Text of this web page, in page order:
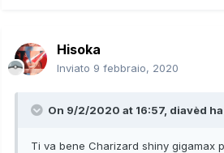
Hisoka
Inviato 9 febbraio, 2020
On 9/2/2020 at 16:57, diavèd
Ti va bene Charizard shiny gigamax